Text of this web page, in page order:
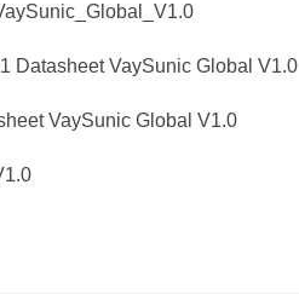
Datasheet VaySunic Global V1.0
VaySunic Global V1.0